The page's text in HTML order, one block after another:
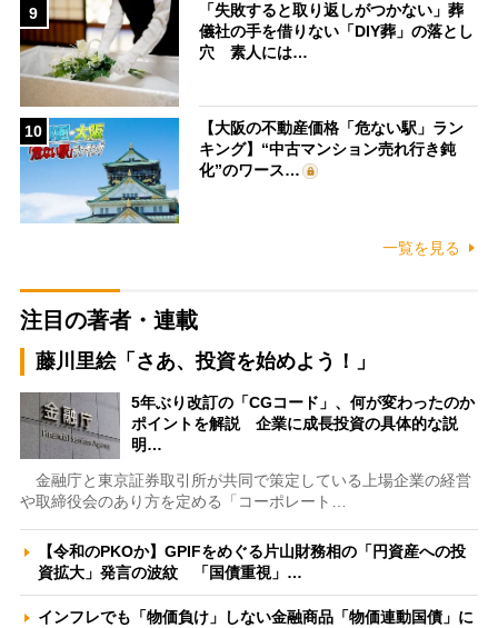
9
「失敗すると取り返しがつかない」葬
儀社の手を借りない「DIY葬」の落とし
穴 素人には…
10
【大阪の不動産価格「危ない駅」ラン
キング】“中古マンション売れ行き鈍
化”のワース…
一覧を見る
注目の著者・連載
藤川里絵「さあ、投資を始めよう！」
5年ぶり改訂の「CGコード」、何が変わったのか
ポイントを解説 企業に成長投資の具体的な説
明…
金融庁と東京証券取引所が共同で策定している上場企業の経営
や取締役会のあり方を定める「コーポレート…
【令和のPKOか】GPIFをめぐる片山財務相の「円資産への投
資拡大」発言の波紋 「国債重視」…
インフレでも「物価負け」しない金融商品「物価連動国債」に